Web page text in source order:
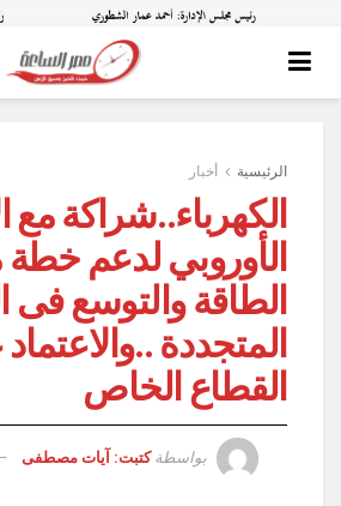
الرئيسية أخبار
الكهرباء..شراكة مع
الأوروبي لدعم
الطاقة والتوسع فى
المتجددة
القطاع الخاص
بواسطة كتبت: آيات مصطفى